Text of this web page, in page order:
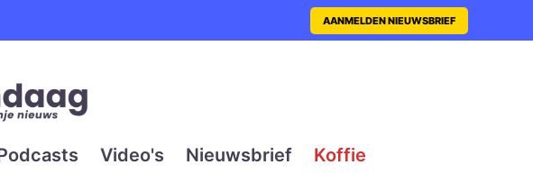
krant met actueel en
AANMELDEN NIEUWSBRIEF
Video's Nieuwsbrief Koffie